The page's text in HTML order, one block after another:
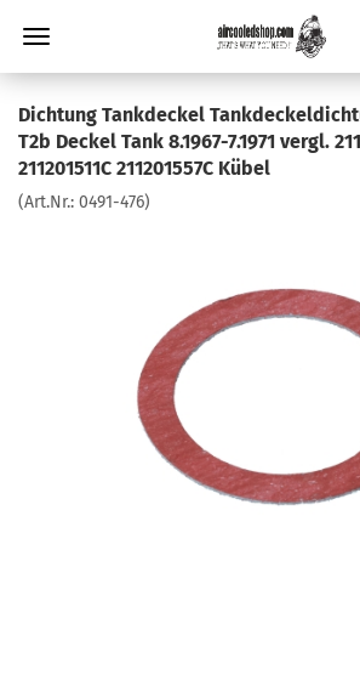
Dichtung Tankdeckel
T2b Deckel Tank 8.1967-7.1971 vergl.
211201511C 211201557C Kübel
(Art.Nr.: 0491-476)